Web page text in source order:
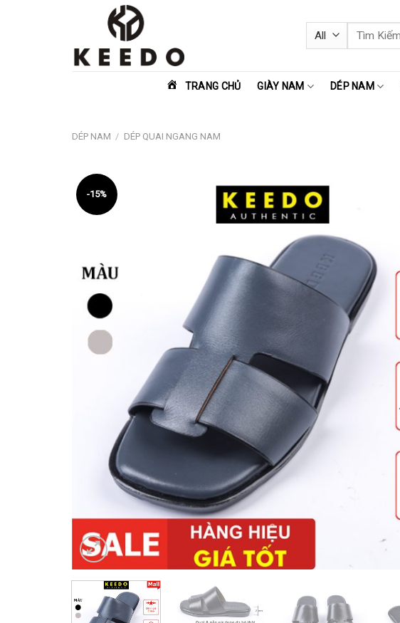
Tìm
kiếm:
TRANG CHỦ GIÀY NAM DÉP NAM
DÉP NAM / DÉP QUAI NGANG NAM
-15%